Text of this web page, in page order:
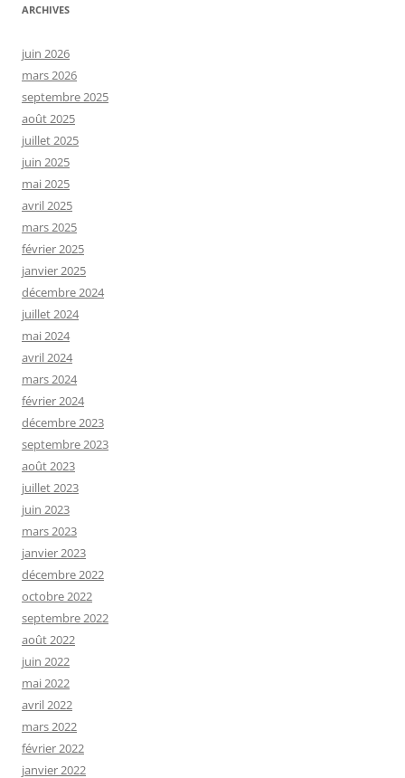
ARCHIVES
juin 2026
mars 2026
septembre 2025
août 2025
juillet 2025
juin 2025
mai 2025
avril 2025
mars 2025
février 2025
janvier 2025
décembre 2024
juillet 2024
mai 2024
avril 2024
mars 2024
février 2024
décembre 2023
septembre 2023
août 2023
juillet 2023
juin 2023
mars 2023
janvier 2023
décembre 2022
octobre 2022
septembre 2022
août 2022
juin 2022
mai 2022
avril 2022
mars 2022
février 2022
janvier 2022